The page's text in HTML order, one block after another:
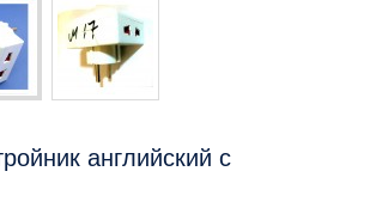
английский с